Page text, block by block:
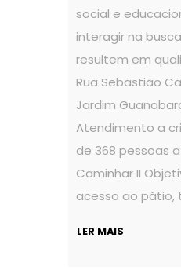
social e
interagir na
resultem em
Rua Sebastião
Jardim
Atendimento a
de 368 pessoas
Caminhar II
acesso ao pátio,
LER MAIS